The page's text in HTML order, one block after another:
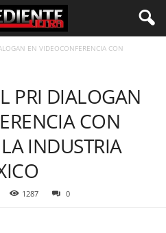
EN VIDEOCONFERENCIA CON
PRI DIALOGAN
CON
INDUSTRIA
1287 0